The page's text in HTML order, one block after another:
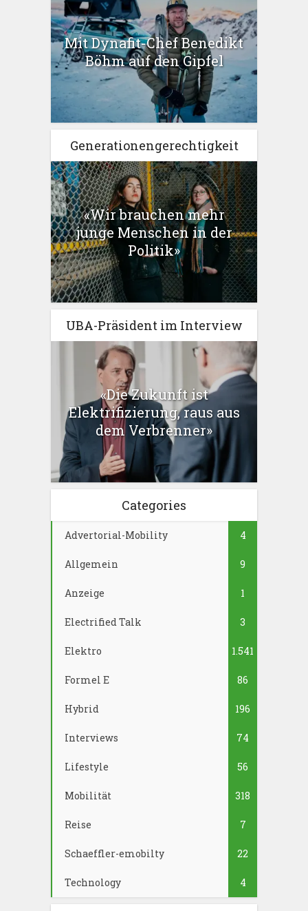
Mit Dynafit-Chef Benedikt
Böhm auf den Gipfel
Generationengerechtigkeit
«Wir brauchen mehr
junge Menschen in der
Politik»
UBA-Präsident im Interview
«Die Zukunft ist
Elektrifizierung, raus aus
dem Verbrenner»
Categories
Advertorial-Mobility 4
Allgemein 9
Anzeige 1
Electrified Talk 3
Elektro 1.541
Formel E 86
Hybrid 196
Interviews 74
Lifestyle 56
Mobilität 318
Reise 7
Schaeffler-emobilty 22
Technology 4